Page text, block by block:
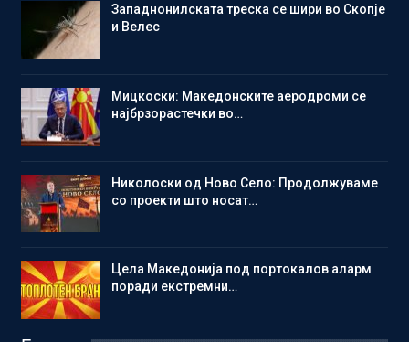
Западнонилската треска се шири во Скопје
и Велес
Мицкоски: Македонските аеродроми се
најбрзорастечки во…
Николоски од Ново Село: Продолжуваме
со проекти што носат…
Цела Македонија под портокалов аларм
поради екстремни…